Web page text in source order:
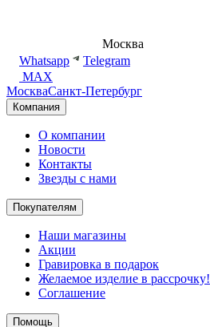
Москва
Whatsapp
Telegram
MAX
МоскваСанкт-Петербург
Компания
О компании
Новости
Контакты
Звезды с нами
Покупателям
Наши магазины
Акции
Гравировка в подарок
Желаемое изделие в рассрочку!
Соглашение
Помощь